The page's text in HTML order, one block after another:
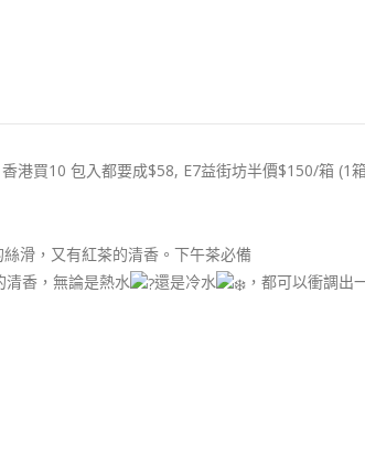
港買10 包入都要成$58, E7益街坊半價$150/箱 (1
絲滑，又有紅茶的清香。下午茶必備
清香，無論是熱水 還是冷水
，都可以衝調出